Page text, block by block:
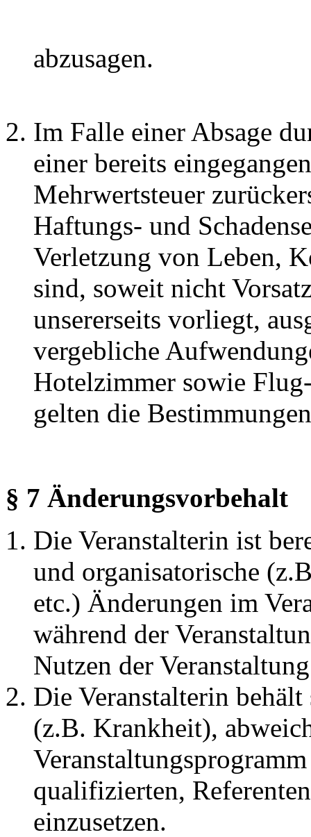
abzusagen.
Im Falle einer Absage
einer bereits
Mehrwertsteuer
Haftungs- und
Verletzung von Leben,
sind, soweit nicht
unsererseits vorliegt,
vergebliche
Hotelzimmer sowie
gelten die
§ 7 Änderungsvorbehalt
Die Veranstalterin ist
und organisatorische
etc.) Änderungen im
während der
Nutzen der
Die Veranstalterin
(z.B. Krankheit),
qualifizierten,
einzusetzen.